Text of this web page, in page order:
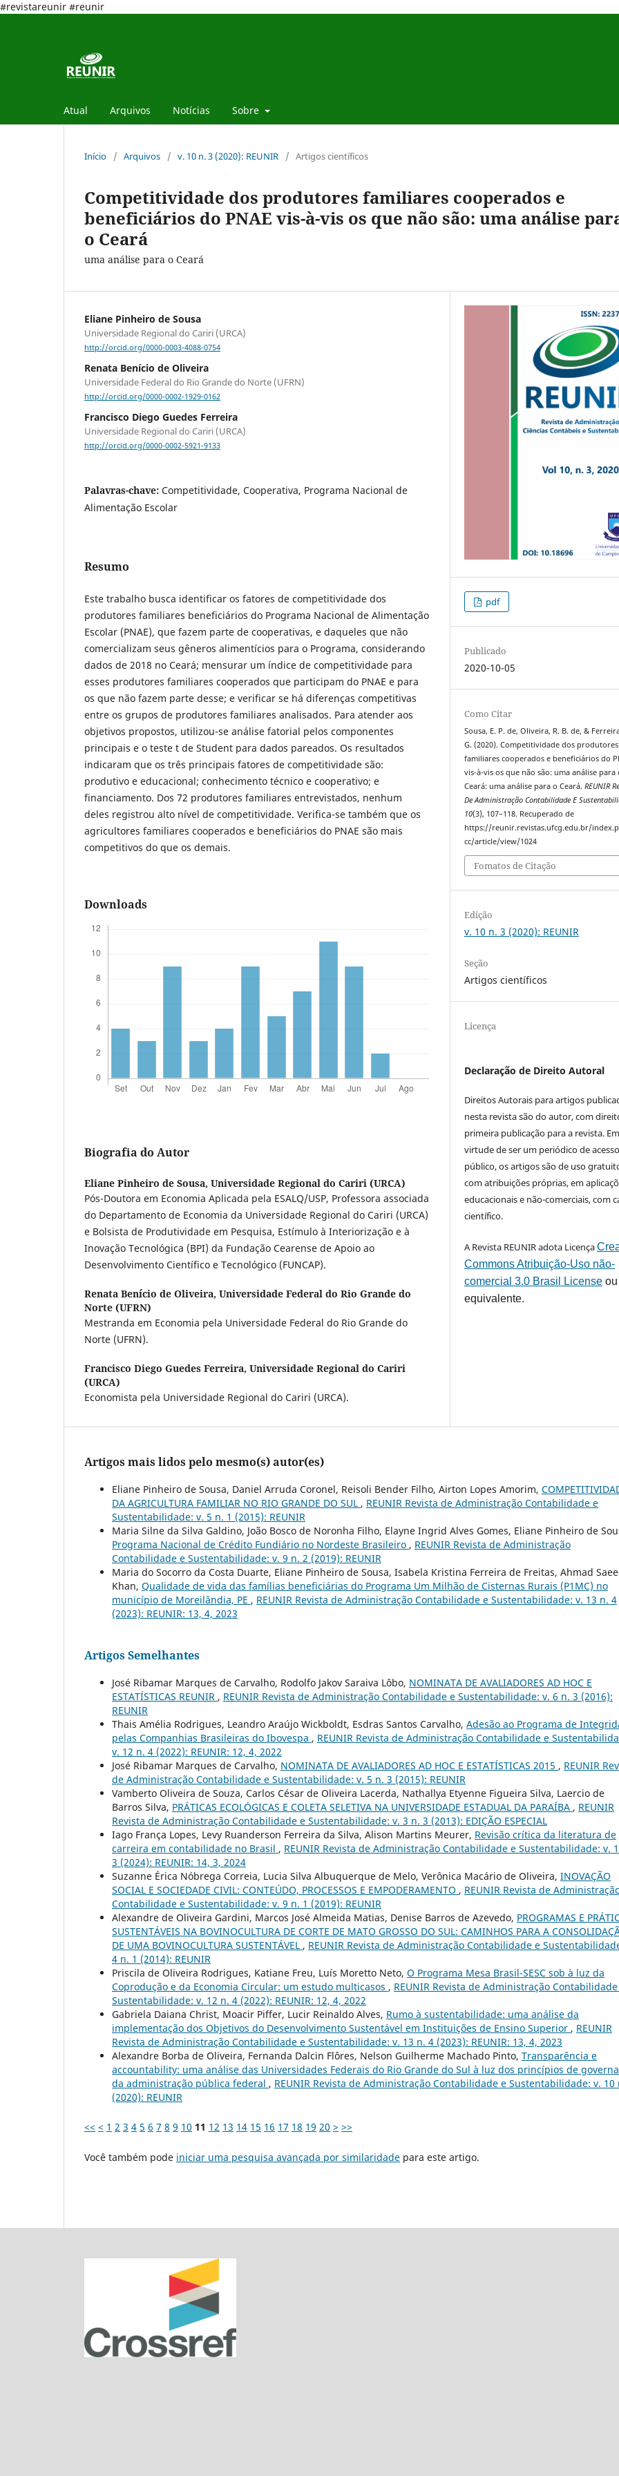
#revistareunir #reunir
Atual Arquivos Notícias Sobre
Início / Arquivos / v. 10 n. 3 (2020): REUNIR / Artigos científicos
Competitividade dos produtores familiares cooperados e
beneficiários do PNAE vis-à-vis os que não são: uma análise
o Ceará
uma análise para o Ceará
Eliane Pinheiro de Sousa
Universidade Regional do Cariri (URCA)
http://orcid.org/0000-0003-4088-0754
Renata Benício de Oliveira
Universidade Federal do Rio Grande do Norte (UFRN)
http://orcid.org/0000-0002-1929-0162
Francisco Diego Guedes Ferreira
Universidade Regional do Cariri (URCA)
http://orcid.org/0000-0002-5921-9133
Palavras-chave: Competitividade, Cooperativa, Programa Nacional de
Alimentação Escolar
Resumo
Este trabalho busca identificar os fatores de competitividade dos
produtores familiares beneficiários do Programa Nacional de Alimentação
Escolar (PNAE), que fazem parte de cooperativas, e daqueles que não
comercializam seus gêneros alimentícios para o Programa, considerando
dados de 2018 no Ceará; mensurar um índice de competitividade para
esses produtores familiares cooperados que participam do PNAE e para
os que não fazem parte desse; e verificar se há diferenças competitivas
entre os grupos de produtores familiares analisados. Para atender aos
objetivos propostos, utilizou-se análise fatorial pelos componentes
principais e o teste t de Student para dados pareados. Os resultados
indicaram que os três principais fatores de competitividade são:
produtivo e educacional; conhecimento técnico e cooperativo; e
financiamento. Dos 72 produtores familiares entrevistados, nenhum
deles registrou alto nível de competitividade. Verifica-se também que os
agricultores familiares cooperados e beneficiários do PNAE são mais
competitivos do que os demais.
Downloads
Biografia do Autor
Eliane Pinheiro de Sousa, Universidade Regional do Cariri (URCA)
Pós-Doutora em Economia Aplicada pela ESALQ/USP, Professora associada
do Departamento de Economia da Universidade Regional do Cariri (URCA)
e Bolsista de Produtividade em Pesquisa, Estímulo à Interiorização e à
Inovação Tecnológica (BPI) da Fundação Cearense de Apoio ao
Desenvolvimento Científico e Tecnológico (FUNCAP).
Renata Benício de Oliveira, Universidade Federal do Rio Grande do
Norte (UFRN)
Mestranda em Economia pela Universidade Federal do Rio Grande do
Norte (UFRN).
Francisco Diego Guedes Ferreira, Universidade Regional do Cariri
(URCA)
Economista pela Universidade Regional do Cariri (URCA).
pdf
Publicado
2020-10-05
Como Citar
Sousa, E. P. de, Oliveira, R. B. de, &
G. (2020). Competitividade dos produtores
familiares cooperados e beneficiários do
vis-à-vis os que não são: uma análise para
Ceará: uma análise para o Ceará.REUNIR
De Administração Contabilidade E
10(3), 107–118. Recuperado de
https://reunir.revistas.ufcg.edu.br/
cc/article/view/1024
Fomatos de Citação
Edição
v. 10 n. 3 (2020): REUNIR
Seção
Artigos científicos
Licença
Declaração de Direito Autoral
Direitos Autorais para artigos
nesta revista são do autor, com
primeira publicação para a revista. Em
virtude de ser um periódico de acesso
público, os artigos são de uso
com atribuições próprias, em
educacionais e não-comerciais, com
científico.
A Revista REUNIR adota Licença
Commons Atribuição-Uso não-
comercial 3.0 Brasil License
equivalente.
Artigos mais lidos pelo mesmo(s) autor(es)
Eliane Pinheiro de Sousa, Daniel Arruda Coronel, Reisoli Bender Filho, Airton Lopes Amorim,
DA AGRICULTURA FAMILIAR NO RIO GRANDE DO SUL , REUNIR Revista de Administração Contabilidade e
Sustentabilidade: v. 5 n. 1 (2015): REUNIR
Maria Silne da Silva Galdino, João Bosco de Noronha Filho, Elayne Ingrid Alves Gomes, Eliane Pinheiro de
Programa Nacional de Crédito Fundiário no Nordeste Brasileiro , REUNIR Revista de Administração
Contabilidade e Sustentabilidade: v. 9 n. 2 (2019): REUNIR
Maria do Socorro da Costa Duarte, Eliane Pinheiro de Sousa, Isabela Kristina Ferreira de Freitas, Ahmad
Khan, Qualidade de vida das famílias beneficiárias do Programa Um Milhão de Cisternas Rurais (P1MC) no
município de Moreilândia, PE , REUNIR Revista de Administração Contabilidade e Sustentabilidade: v. 13 n. 4
(2023): REUNIR: 13, 4, 2023
Artigos Semelhantes
José Ribamar Marques de Carvalho, Rodolfo Jakov Saraiva Lôbo, NOMINATA DE AVALIADORES AD HOC E
ESTATÍSTICAS REUNIR , REUNIR Revista de Administração Contabilidade e Sustentabilidade: v. 6 n. 3 (2016):
REUNIR
Thais Amélia Rodrigues, Leandro Araújo Wickboldt, Esdras Santos Carvalho, Adesão ao Programa de
pelas Companhias Brasileiras do Ibovespa , REUNIR Revista de Administração Contabilidade e
v. 12 n. 4 (2022): REUNIR: 12, 4, 2022
José Ribamar Marques de Carvalho, NOMINATA DE AVALIADORES AD HOC E ESTATÍSTICAS 2015 , REUNIR
de Administração Contabilidade e Sustentabilidade: v. 5 n. 3 (2015): REUNIR
Vamberto Oliveira de Souza, Carlos César de Oliveira Lacerda, Nathallya Etyenne Figueira Silva, Laercio de
Barros Silva, PRÁTICAS ECOLÓGICAS E COLETA SELETIVA NA UNIVERSIDADE ESTADUAL DA PARAÍBA , REUNIR
Revista de Administração Contabilidade e Sustentabilidade: v. 3 n. 3 (2013): EDIÇÃO ESPECIAL
Iago França Lopes, Levy Ruanderson Ferreira da Silva, Alison Martins Meurer, Revisão crítica da literatura de
carreira em contabilidade no Brasil , REUNIR Revista de Administração Contabilidade e Sustentabilidade: v.
3 (2024): REUNIR: 14, 3, 2024
Suzanne Érica Nóbrega Correia, Lucia Silva Albuquerque de Melo, Verônica Macário de Oliveira, INOVAÇÃO
SOCIAL E SOCIEDADE CIVIL: CONTEÚDO, PROCESSOS E EMPODERAMENTO , REUNIR Revista de
Contabilidade e Sustentabilidade: v. 9 n. 1 (2019): REUNIR
Alexandre de Oliveira Gardini, Marcos José Almeida Matias, Denise Barros de Azevedo, PROGRAMAS E
SUSTENTÁVEIS NA BOVINOCULTURA DE CORTE DE MATO GROSSO DO SUL: CAMINHOS PARA A
DE UMA BOVINOCULTURA SUSTENTÁVEL , REUNIR Revista de Administração Contabilidade e
4 n. 1 (2014): REUNIR
Priscila de Oliveira Rodrigues, Katiane Freu, Luís Moretto Neto, O Programa Mesa Brasil-SESC sob à luz da
Coprodução e da Economia Circular: um estudo multicasos , REUNIR Revista de Administração
Sustentabilidade: v. 12 n. 4 (2022): REUNIR: 12, 4, 2022
Gabriela Daiana Christ, Moacir Piffer, Lucir Reinaldo Alves, Rumo à sustentabilidade: uma análise da
implementação dos Objetivos do Desenvolvimento Sustentável em Instituições de Ensino Superior , REUNIR
Revista de Administração Contabilidade e Sustentabilidade: v. 13 n. 4 (2023): REUNIR: 13, 4, 2023
Alexandre Borba de Oliveira, Fernanda Dalcin Flôres, Nelson Guilherme Machado Pinto, Transparência e
accountability: uma análise das Universidades Federais do Rio Grande do Sul à luz dos princípios de
da administração pública federal , REUNIR Revista de Administração Contabilidade e Sustentabilidade: v. 10
(2020): REUNIR
<< < 1 2 3 4 5 6 7 8 9 10 11 12 13 14 15 16 17 18 19 20 > >>
Você também pode iniciar uma pesquisa avançada por similaridade para este artigo.